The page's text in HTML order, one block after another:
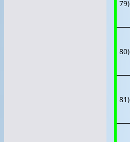
79)
80)
81)